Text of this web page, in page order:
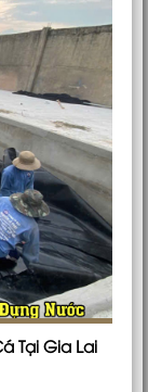
Tại Gia Lai